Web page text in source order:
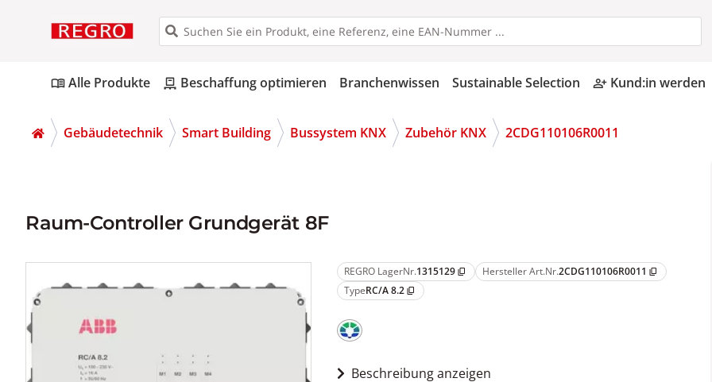
menu_bookAlle Produkte pallet Beschaffung optimieren Branchenwissen Sustainable Selection person_add_alt Kund:in werden
Gebäudetechnik Smart Building Bussystem KNX Zubehör KNX 2CDG110106R0011
Raum-Controller Grundgerät 8F
REGRO LagerNr.1315129 content_copy Hersteller Art.Nr.2CDG110106R0011 content_copy
TypeRC/A 8.2 content_copy
Beschreibung anzeigen